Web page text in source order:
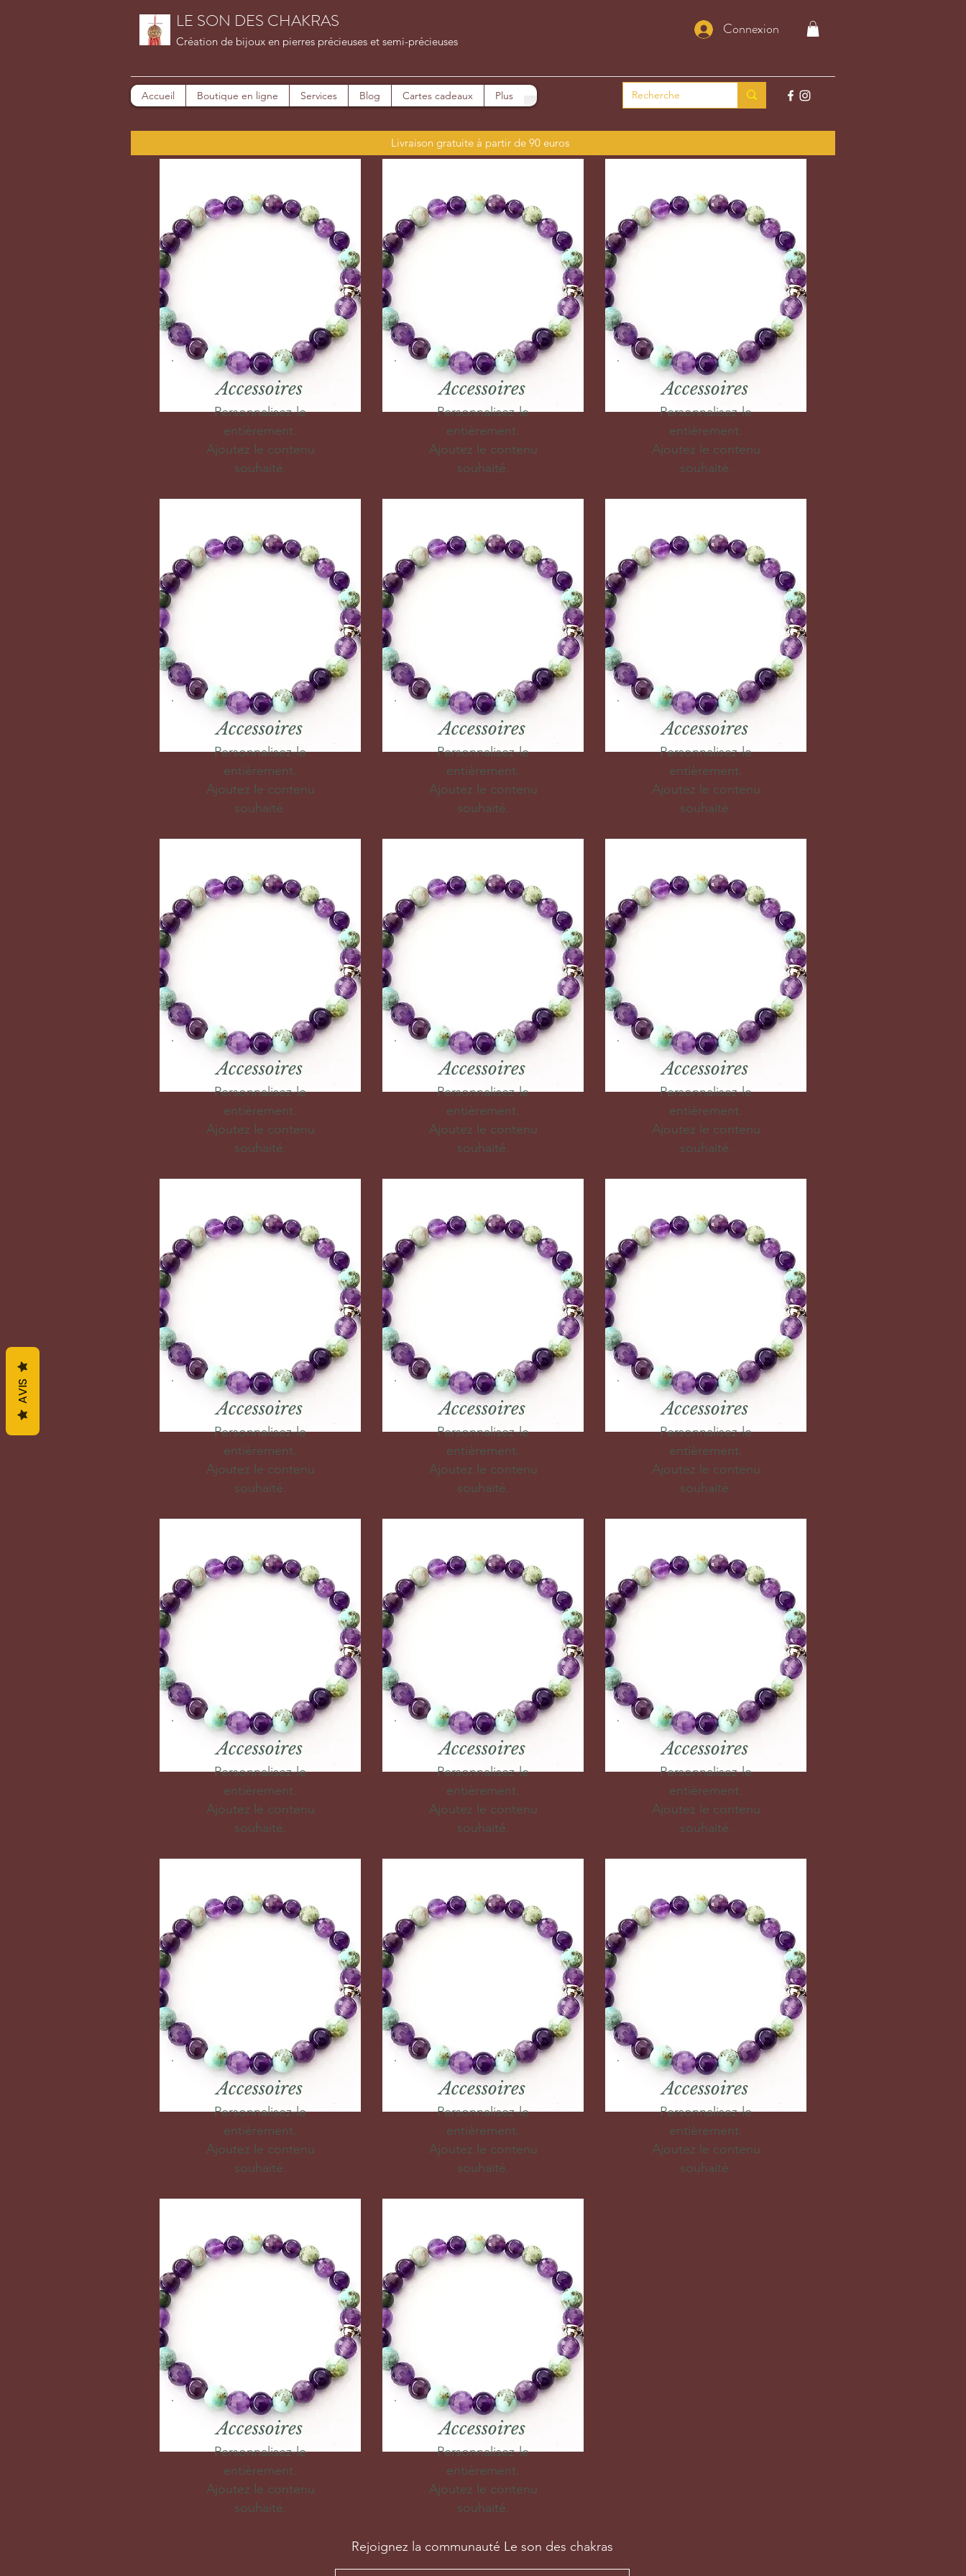
LE SON DES CHAKRAS
Création de bijoux en pierres précieuses et semi-précieuses
Connexion
Accueil Boutique en ligne Services Blog Cartes cadeaux Plus
Livraison gratuite à partir de 90 euros
Accessoires
Personnalisez-le
entièrement.
Ajoutez le contenu
souhaité.
Accessoires
Personnalisez-le
entièrement.
Ajoutez le contenu
souhaité.
Accessoires
Personnalisez-le
entièrement.
Ajoutez le contenu
souhaité.
Accessoires
Personnalisez-le
entièrement.
Ajoutez le contenu
souhaité.
Accessoires
Personnalisez-le
entièrement.
Ajoutez le contenu
souhaité.
Accessoires
Personnalisez-le
entièrement.
Ajoutez le contenu
souhaité.
Accessoires
Personnalisez-le
entièrement.
Ajoutez le contenu
souhaité.
Accessoires
Personnalisez-le
entièrement.
Ajoutez le contenu
souhaité.
Accessoires
Personnalisez-le
entièrement.
Ajoutez le contenu
souhaité.
Accessoires
Personnalisez-le
entièrement.
Ajoutez le contenu
souhaité.
Accessoires
Personnalisez-le
entièrement.
Ajoutez le contenu
souhaité.
Accessoires
Personnalisez-le
entièrement.
Ajoutez le contenu
souhaité.
Accessoires
Personnalisez-le
entièrement.
Ajoutez le contenu
souhaité.
Accessoires
Personnalisez-le
entièrement.
Ajoutez le contenu
souhaité.
Accessoires
Personnalisez-le
entièrement.
Ajoutez le contenu
souhaité.
Accessoires
Personnalisez-le
entièrement.
Ajoutez le contenu
souhaité.
Accessoires
Personnalisez-le
entièrement.
Ajoutez le contenu
souhaité.
Accessoires
Personnalisez-le
entièrement.
Ajoutez le contenu
souhaité.
Accessoires
Personnalisez-le
entièrement.
Ajoutez le contenu
souhaité.
Accessoires
Personnalisez-le
entièrement.
Ajoutez le contenu
souhaité.
Rejoignez la communauté Le son des chakras
AVIS